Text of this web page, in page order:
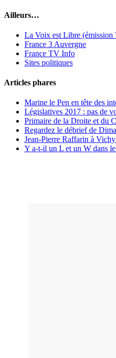
Ailleurs…
La Voix est Libre
France 3 Auvergne
France TV Info
Sites politiques
Articles phares
Marine le Pen en tête des
Législatives 2017 : pas de
Primaire de la Droite et du
Regardez le débrief de
Jean-Pierre Raffarin à
Y a-t-il un L et un W dans